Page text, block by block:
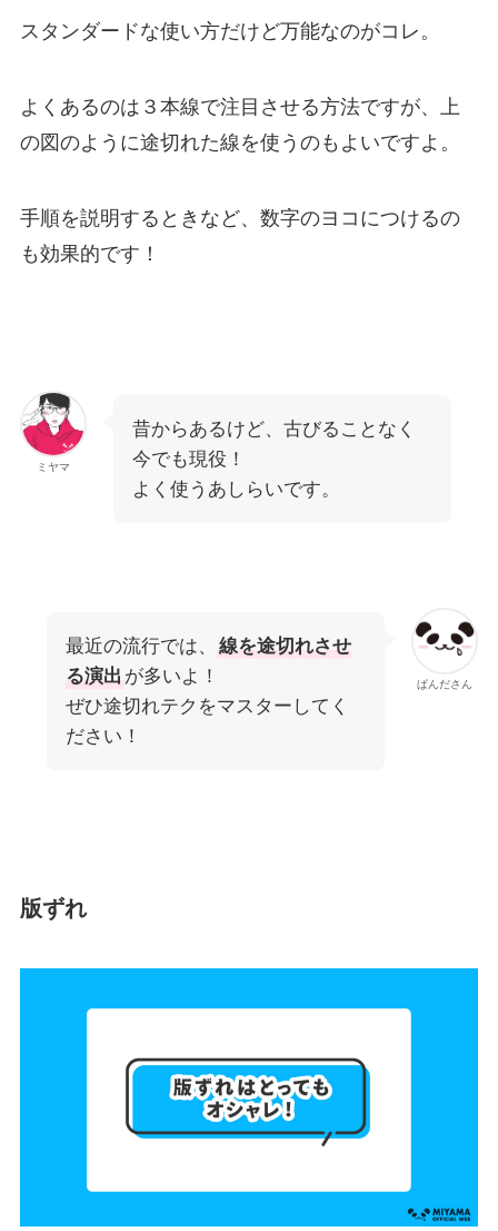
スタンダードな使い方だけど万能なのがコレ。
よくあるのは３本線で注目させる方法ですが、上
の図のように途切れた線を使うのもよいですよ。
手順を説明するときなど、数字のヨコにつけるの
も効果的です！
ミヤマ
昔からあるけど、古びることなく
今でも現役！
よく使うあしらいです。
ぱんださん
最近の流行では、
線を途切れさせ
る演出 が多いよ！
ぜひ途切れテクをマスターしてく
ださい！
版ずれ